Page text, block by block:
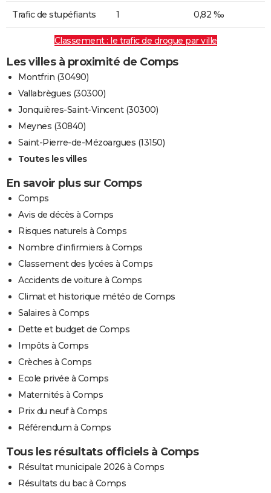
Trafic de stupéfiants 1 0,82 ‰
Classement : le trafic de drogue par ville
Les villes à proximité de Comps
Montfrin (30490)
Vallabrègues (30300)
Jonquières-Saint-Vincent (30300)
Meynes (30840)
Saint-Pierre-de-Mézoargues (13150)
Toutes les villes
En savoir plus sur Comps
Comps
Avis de décès à Comps
Risques naturels à Comps
Nombre d'infirmiers à Comps
Classement des lycées à Comps
Accidents de voiture à Comps
Climat et historique météo de Comps
Salaires à Comps
Dette et budget de Comps
Impôts à Comps
Crèches à Comps
Ecole privée à Comps
Maternités à Comps
Prix du neuf à Comps
Référendum à Comps
Tous les résultats officiels à Comps
Résultat municipale 2026 à Comps
Résultats du bac à Comps